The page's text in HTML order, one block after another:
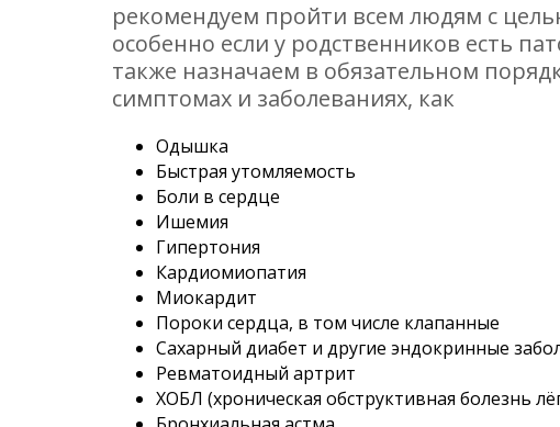
рекомендуем пройти всем людям с
особенно если у родственников есть
также назначаем в обязательном
симптомах и заболеваниях, как
Одышка
Быстрая утомляемость
Боли в сердце
Ишемия
Гипертония
Кардиомиопатия
Миокардит
Пороки сердца, в том числе клапанные
Сахарный диабет и другие эндокринные
Ревматоидный артрит
ХОБЛ (хроническая обструктивная болезнь